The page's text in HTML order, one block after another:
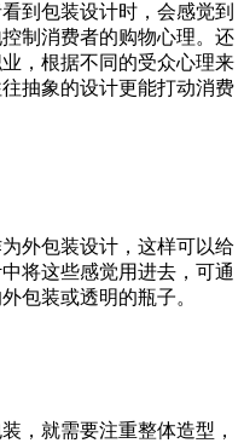
到包装设计时，会感觉到
制消费者的购物心理。还
，根据不同的受众心理来
抽象的设计更能打动消费
外包装设计，这样可以给
将这些感觉用进去，可通
包装或透明的瓶子。
，就需要注重整体造型，